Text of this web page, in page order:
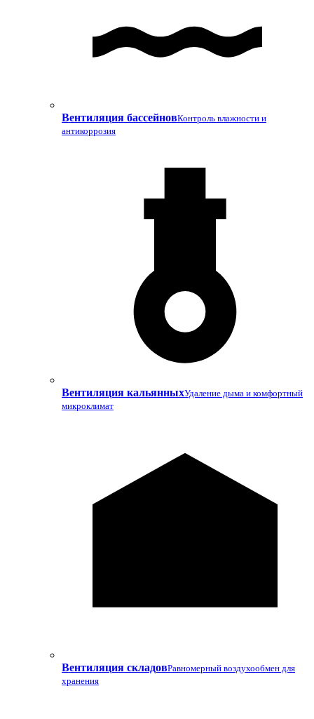
Вентиляция бассейновКонтроль влажности и
антикоррозия
Вентиляция кальянныхУдаление дыма и комфортный
микроклимат
Вентиляция складовРавномерный воздухообмен для
хранения